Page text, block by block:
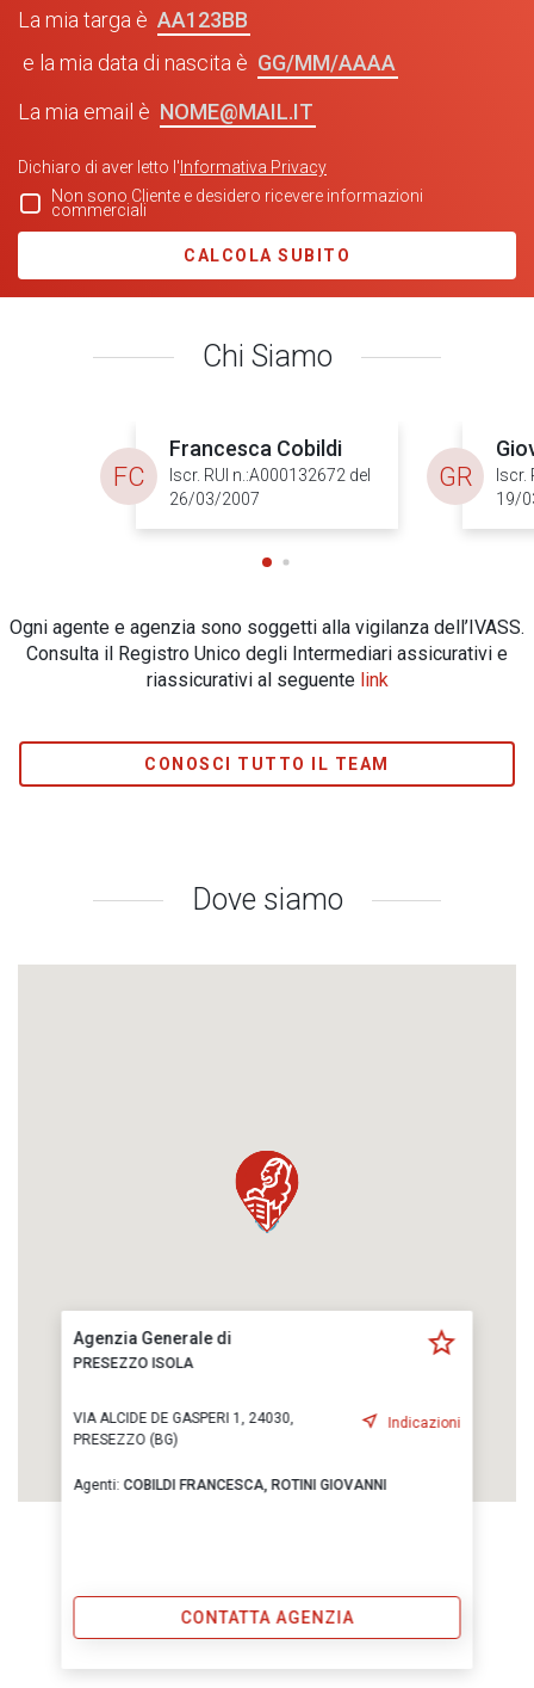
La mia targa è
AA123BB
e la mia data di nascita è
GG/MM/AAAA
La mia email è NOME@MAIL.IT
Dichiaro di aver letto l' Informativa Privacy
Non sono Cliente e desidero ricevere informazioni
commerciali
CALCOLA SUBITO
Chi Siamo
Francesca Cobildi
Iscr. RUI n.:A000132672 del
26/03/2007
FC
Iscr.
19/
GR
Ogni agente e agenzia sono soggetti alla vigilanza dell’IVASS.
Consulta il Registro Unico degli Intermediari assicurativi e
riassicurativi al seguente link
CONOSCI TUTTO IL TEAM
Dove siamo
Agenzia Generale di
PRESEZZO ISOLA
VIA ALCIDE DE GASPERI 1, 24030,
PRESEZZO (BG)
Indicazioni
Agenti:COBILDI FRANCESCA, ROTINI GIOVANNI
CONTATTA AGENZIA